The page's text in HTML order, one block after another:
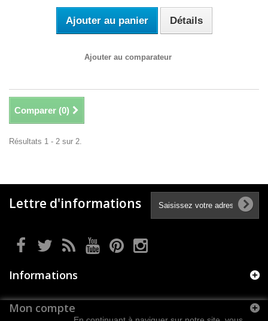
Ajouter au panier Détails
Ajouter au comparateur
Comparer (0)
Résultats 1 - 2 sur 2.
Lettre d'informations
Informations
Mon compte